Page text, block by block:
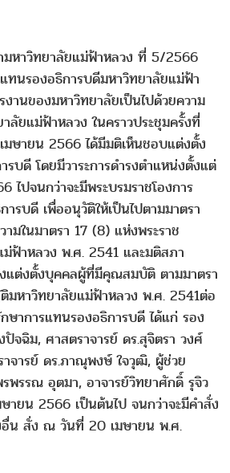
หาวิทยาลัยแม่ฟ้าหลวง ที่ 5/2566
ทนรองอธิการบดีมหาวิทยาลัยแม่ฟ้า
งานของมหาวิทยาลัยเป็นไปด้วยความ
ลัยแม่ฟ้าหลวง ในคราวประชุมครั้งที่
ษายน 2566 ได้มีมติเห็นชอบแต่งตั้ง
บดี โดยมีวาระการดำรงตำแหน่งตั้งแต่
ไปจนกว่าจะมีพระบรมราชโองการ
ารบดี เพื่ออนุวัติให้เป็นไปตามมาตรา
มในมาตรา 17 (8) แห่งพระราช
าหลวง พ.ศ. 2541 และมติสภา
แต่งตั้งบุคคลผู้ที่มีคุณสมบัติ ตามมาตรา
หาวิทยาลัยแม่ฟ้าหลวง พ.ศ. 2541ต่อ
ษาการแทนรองอธิการบดี ได้แก่ รอง
จฉิม, ศาสตราจารย์ ดร.สุจิตรา วงศ์
าจารย์ ดร.ภาณุพงษ์ ใจวุฒิ, ผู้ช่วย
พรรณ อุตมา, อาจารย์วิทยาศักดิ์ รุจิว
ายน 2566 เป็นต้นไป จนกว่าจะมีคำสั่ง
อื่น สั่ง ณ วันที่ 20 เมษายน พ.ศ.